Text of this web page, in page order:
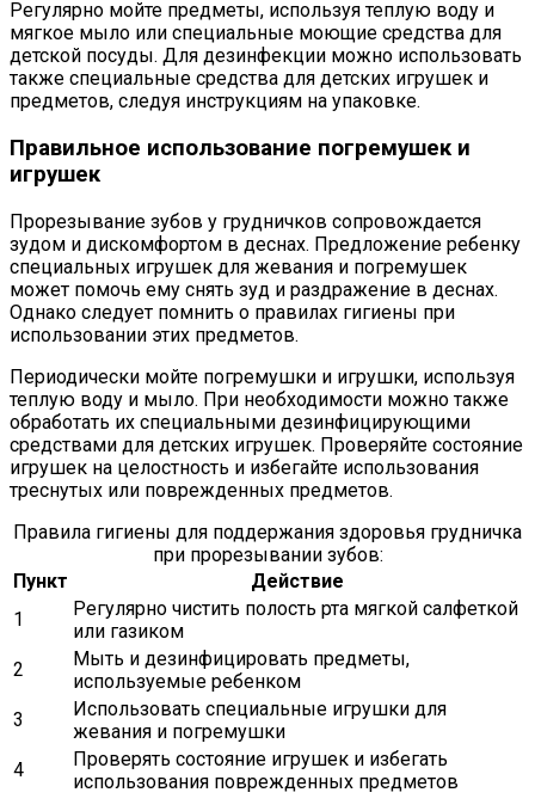
Регулярно мойте предметы, используя теплую воду и
мягкое мыло или специальные моющие средства для
детской посуды. Для дезинфекции можно использовать
также специальные средства для детских игрушек и
предметов, следуя инструкциям на упаковке.
Правильное использование погремушек и
игрушек
Прорезывание зубов у грудничков сопровождается
зудом и дискомфортом в деснах. Предложение ребенку
специальных игрушек для жевания и погремушек
может помочь ему снять зуд и раздражение в деснах.
Однако следует помнить о правилах гигиены при
использовании этих предметов.
Периодически мойте погремушки и игрушки, используя
теплую воду и мыло. При необходимости можно также
обработать их специальными дезинфицирующими
средствами для детских игрушек. Проверяйте состояние
игрушек на целостность и избегайте использования
треснутых или поврежденных предметов.
Правила гигиены для поддержания здоровья грудничка
при прорезывании зубов:
Пункт
Действие
1
Регулярно чистить полость рта мягкой салфеткой
или газиком
2
Мыть и дезинфицировать предметы,
используемые ребенком
3
Использовать специальные игрушки для
жевания и погремушки
4
Проверять состояние игрушек и избегать
использования поврежденных предметов